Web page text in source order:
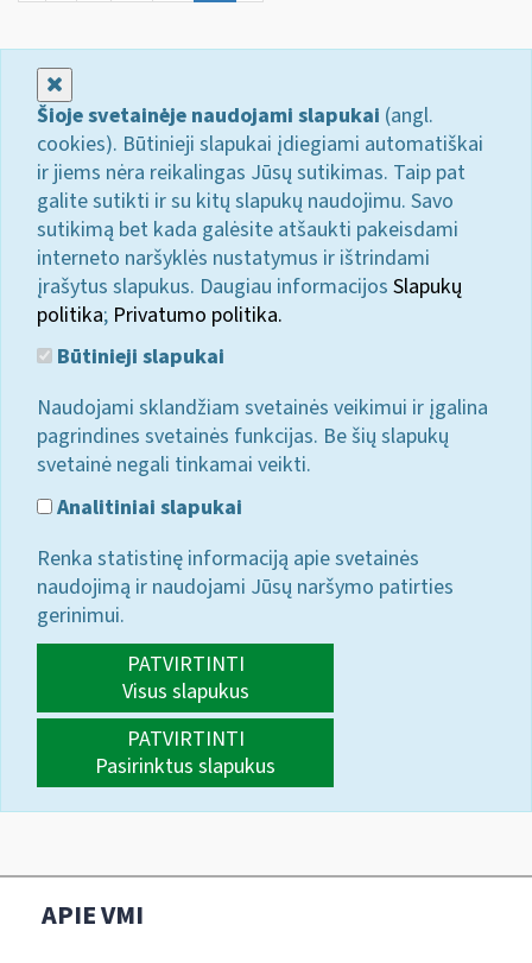
Šioje svetainėje naudojami slapukai (angl.
cookies). Būtinieji slapukai įdiegiami automatiškai
ir jiems nėra reikalingas Jūsų sutikimas. Taip pat
galite sutikti ir su kitų slapukų naudojimu. Savo
sutikimą bet kada galėsite atšaukti pakeisdami
interneto naršyklės nustatymus ir ištrindami
įrašytus slapukus. Daugiau informacijos Slapukų
politika; Privatumo politika.
Būtinieji slapukai
Naudojami sklandžiam svetainės veikimui ir įgalina
pagrindines svetainės funkcijas. Be šių slapukų
svetainė negali tinkamai veikti.
Analitiniai slapukai
Renka statistinę informaciją apie svetainės
naudojimą ir naudojami Jūsų naršymo patirties
gerinimui.
PATVIRTINTI
Visus slapukus
PATVIRTINTI
Pasirinktus slapukus
APIE VMI